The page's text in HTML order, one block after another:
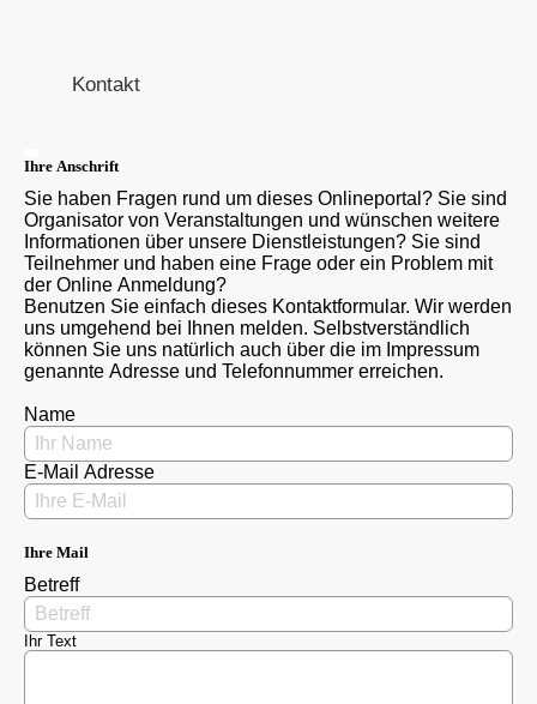
Kontakt
Ihre Anschrift
Sie haben Fragen rund um dieses Onlineportal? Sie sind
Organisator von Veranstaltungen und wünschen weitere
Informationen über unsere Dienstleistungen? Sie sind
Teilnehmer und haben eine Frage oder ein Problem mit
der Online Anmeldung?
Benutzen Sie einfach dieses Kontaktformular. Wir werden
uns umgehend bei Ihnen melden. Selbstverständlich
können Sie uns natürlich auch über die im Impressum
genannte Adresse und Telefonnummer erreichen.
Name
E-Mail Adresse
Ihre Mail
Betreff
Ihr Text